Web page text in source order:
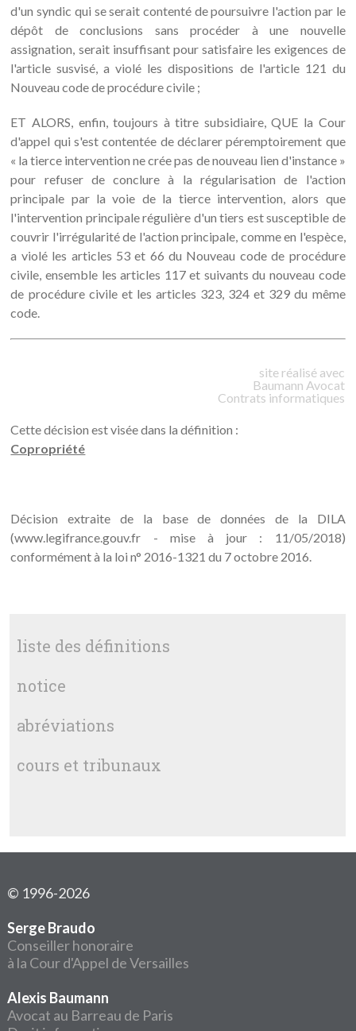
d'un syndic qui se serait contenté de poursuivre l'action par le
dépôt de conclusions sans procéder à une nouvelle
assignation, serait insuffisant pour satisfaire les exigences de
l'article susvisé, a violé les dispositions de l'article 121 du
Nouveau code de procédure civile ;
ET ALORS, enfin, toujours à titre subsidiaire, QUE la Cour
d'appel qui s'est contentée de déclarer péremptoirement que
« la tierce intervention ne crée pas de nouveau lien d'instance »
pour refuser de conclure à la régularisation de l'action
principale par la voie de la tierce intervention, alors que
l'intervention principale régulière d'un tiers est susceptible de
couvrir l'irrégularité de l'action principale, comme en l'espèce,
a violé les articles 53 et 66 du Nouveau code de procédure
civile, ensemble les articles 117 et suivants du nouveau code
de procédure civile et les articles 323, 324 et 329 du même
code.
site réalisé avec
Baumann Avocat
Contrats informatiques
Cette décision est visée dans la définition :
Copropriété
Décision extraite de la base de données de la DILA
(www.legifrance.gouv.fr - mise à jour : 11/05/2018)
conformément à la loi n° 2016-1321 du 7 octobre 2016.
liste des définitions
notice
abréviations
cours et tribunaux
© 1996-2026
Serge Braudo
Conseiller honoraire
à la Cour d'Appel de Versailles
Alexis Baumann
Avocat au Barreau de Paris